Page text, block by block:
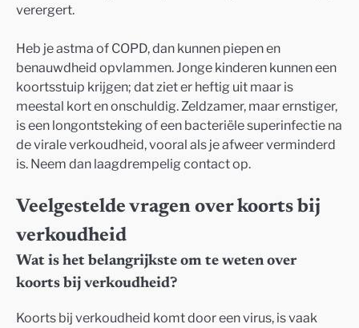
verergert.
Heb je astma of COPD, dan kunnen piepen en
benauwdheid opvlammen. Jonge kinderen kunnen een
koortsstuip krijgen; dat ziet er heftig uit maar is
meestal kort en onschuldig. Zeldzamer, maar ernstiger,
is een longontsteking of een bacteriële superinfectie na
de virale verkoudheid, vooral als je afweer verminderd
is. Neem dan laagdrempelig contact op.
Veelgestelde vragen over koorts bij
verkoudheid
Wat is het belangrijkste om te weten over
koorts bij verkoudheid?
Koorts bij verkoudheid komt door een virus, is vaak